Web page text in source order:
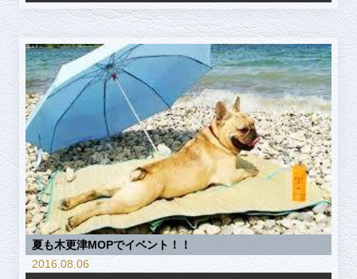
夏も木更津MOPでイベント！！
2016.08.06